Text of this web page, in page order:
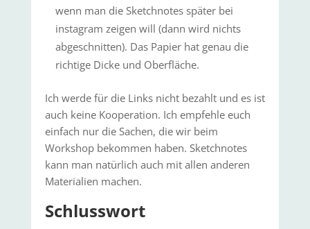
wenn man die Sketchnotes später bei
instagram zeigen will (dann wird nichts
abgeschnitten). Das Papier hat genau die
richtige Dicke und Oberfläche.
Ich werde für die Links nicht bezahlt und es ist
auch keine Kooperation. Ich empfehle euch
einfach nur die Sachen, die wir beim
Workshop bekommen haben. Sketchnotes
kann man natürlich auch mit allen anderen
Materialien machen.
Schlusswort